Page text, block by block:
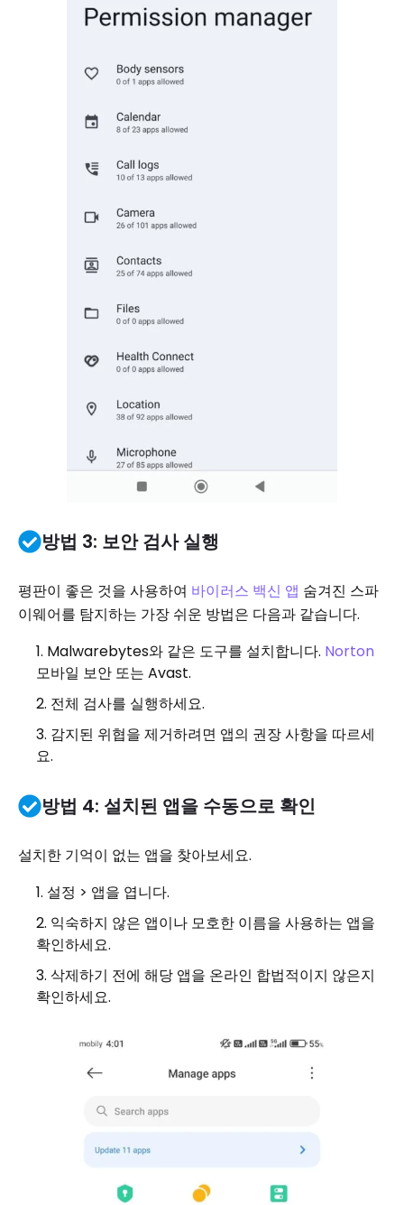
방법 3: 보안 검사 실행
평판이 좋은 것을 사용하여 바이러스 백신 앱 숨겨진 스파
이웨어를 탐지하는 가장 쉬운 방법은 다음과 같습니다.
Malwarebytes와 같은 도구를 설치합니다. Norton
모바일 보안 또는 Avast.
전체 검사를 실행하세요.
감지된 위협을 제거하려면 앱의 권장 사항을 따르세
요.
방법 4: 설치된 앱을 수동으로 확인
설치한 기억이 없는 앱을 찾아보세요.
설정 > 앱을 엽니다.
익숙하지 않은 앱이나 모호한 이름을 사용하는 앱을
확인하세요.
삭제하기 전에 해당 앱을 온라인 합법적이지 않은지
확인하세요.